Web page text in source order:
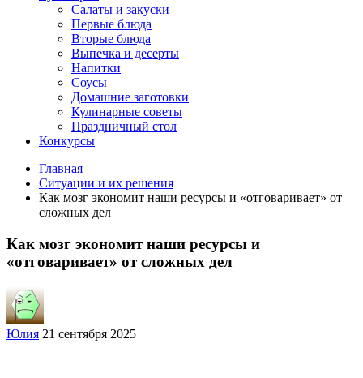
Салаты и закуски
Первые блюда
Вторые блюда
Выпечка и десерты
Напитки
Соусы
Домашние заготовки
Кулинарные советы
Праздничный стол
Конкурсы
Главная
Ситуации и их решения
Как мозг экономит наши ресурсы и «отговаривает» от
сложных дел
Как мозг экономит наши ресурсы и
«отговаривает» от сложных дел
Юлия 21 сентября 2025